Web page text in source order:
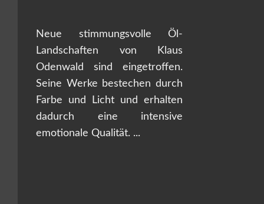
Neue stimmungsvolle Öl-
Landschaften von Klaus
Odenwald sind eingetroffen.
Seine Werke bestechen durch
Farbe und Licht und erhalten
dadurch eine intensive
emotionale Qualität. ...